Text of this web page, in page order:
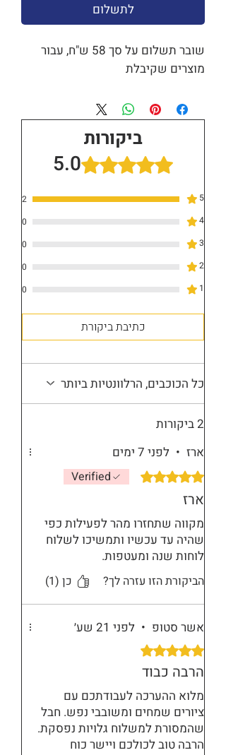
לתשלום
שובר תשלום על סך 58 ש"ח, עבור
מוצרים שקיבלת
ביקורות
דירוג של 5 מתוך 5 כוכבים. 5.0
5
2
4
0
3
0
2
0
1
0
כתיבת ביקורת
כל הכוכבים, הרלוונטיות ביותר
2 ביקורות
ארז • לפני 7 ימים
דירוג של 5 מתוך 5 כוכבים. Verified
ארז
מקווה שתחזרו מהר לפעילות כפי
שהיה עד עכשיו ותמשיכו לשלוח
לוחות שנה ומעטפות.
הביקורת הזו עזרה לך? כן (1)
אשר סטופ • לפני 21 שע׳
דירוג של 5 מתוך 5 כוכבים.
הרבה כבוד
מלוא ההערכה לעבודתכם עם
ציורים שמחים ומשובבי נפש. חבל
שהמסורת למשלוח גלויות נפסקת.
הרבה טוב לכולכם ויישר כוח